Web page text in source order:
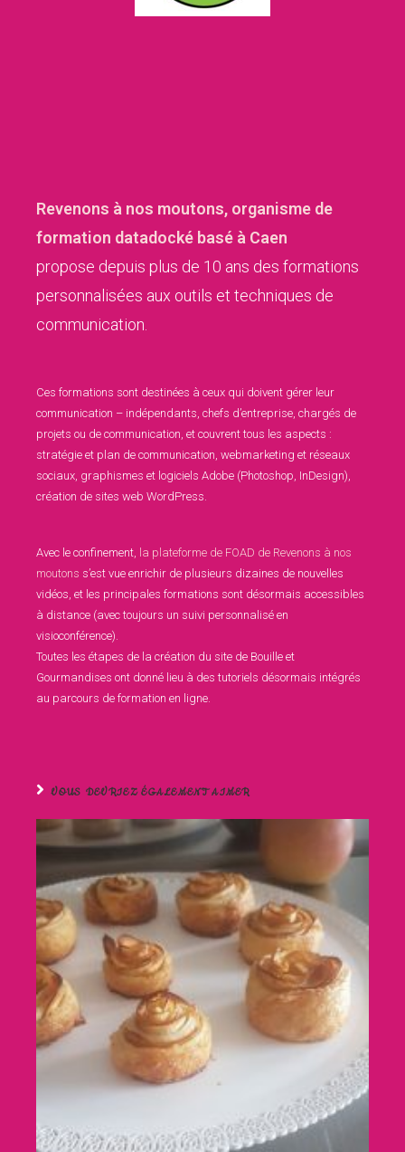
Revenons à nos moutons, organisme de
formation datadocké basé à Caen
propose depuis plus de 10 ans des formations
personnalisées aux outils et techniques de
communication.
Ces formations sont destinées à ceux qui doivent gérer leur
communication – indépendants, chefs d’entreprise, chargés de
projets ou de communication, et couvrent tous les aspects :
stratégie et plan de communication, webmarketing et réseaux
sociaux, graphismes et logiciels Adobe (Photoshop, InDesign),
création de sites web WordPress.
Avec le confinement, la plateforme de FOAD de Revenons à nos
moutons s’est vue enrichir de plusieurs dizaines de nouvelles
vidéos, et les principales formations sont désormais accessibles
à distance (avec toujours un suivi personnalisé en
visioconférence).
Toutes les étapes de la création du site de Bouille et
Gourmandises ont donné lieu à des tutoriels désormais intégrés
au parcours de formation en ligne.
VOUS DEVRIEZ ÉGALEMENT AIMER